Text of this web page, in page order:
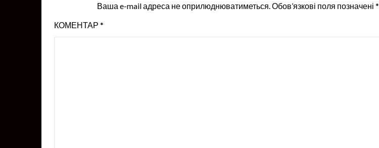
Ваша e-mail адреса не оприлюднюватиметься.Обов’язкові поля позначені*
КОМЕНТАР *